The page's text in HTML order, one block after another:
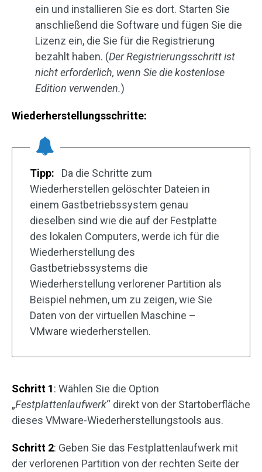
ein und installieren Sie es dort. Starten Sie
anschließend die Software und fügen Sie die
Lizenz ein, die Sie für die Registrierung
bezahlt haben. (Der Registrierungsschritt ist
nicht erforderlich, wenn Sie die kostenlose
Edition verwenden.)
Wiederherstellungsschritte:
Tipp:
Da die Schritte zum
Wiederherstellen gelöschter Dateien in
einem Gastbetriebssystem genau
dieselben sind wie die auf der Festplatte
des lokalen Computers, werde ich für die
Wiederherstellung des
Gastbetriebssystems die
Wiederherstellung verlorener Partition als
Beispiel nehmen, um zu zeigen, wie Sie
Daten von der virtuellen Maschine –
VMware wiederherstellen.
Schritt 1: Wählen Sie die Option
„Festplattenlaufwerk“ direkt von der Startoberfläche
dieses VMware-Wiederherstellungstools aus.
Schritt 2: Geben Sie das Festplattenlaufwerk mit
der verlorenen Partition von der rechten Seite der